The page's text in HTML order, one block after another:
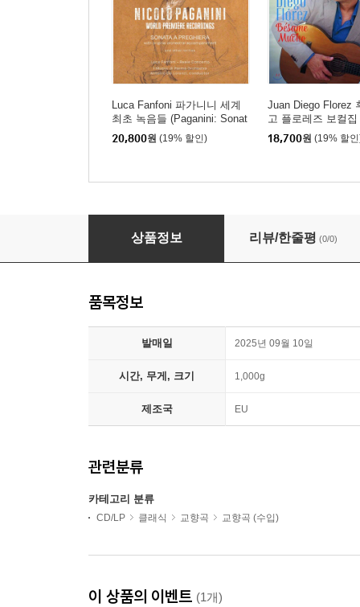
Luca Fanfoni 파가니니 세계
최초 녹음들 (Paganini: Sonat
a a Preghiera and other rariti
es)
20,800원 (19% 할인)
Juan Diego Florez
고 플로레즈 보컬
Mucho)
18,700원 (19% 할
Yo-Yo Ma / Leonidas Kavakos / Emanuel Ax
상품정보 리뷰/한줄평 (0/0)
품목정보
발매일 2025년 09월 10일
시간, 무게, 크기 1,000g
제조국 EU
관련분류
카테고리 분류
CD/LP 클래식 교향곡 교향곡 (수입)
이 상품의 이벤트 (1개)